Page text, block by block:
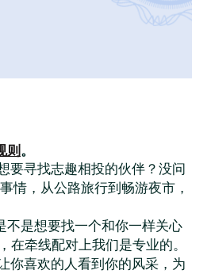
则 。
要寻找志趣相投的伙伴？没问
情，从公路旅行到畅游夜市，
不是想要找一个和你一样关心
牵线配对上我们是专业的。
你喜欢的人看到你的风采，为